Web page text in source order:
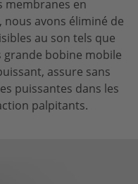
membranes en
nous avons éliminé de
au son tels que
grande bobine mobile
assure sans
puissantes dans les
palpitants.